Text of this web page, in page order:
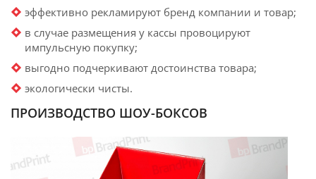
эффективно рекламируют бренд компании и товар;
в случае размещения у кассы провоцируют
импульсную покупку;
выгодно подчеркивают достоинства товара;
экологически чисты.
ПРОИЗВОДСТВО ШОУ-БОКСОВ